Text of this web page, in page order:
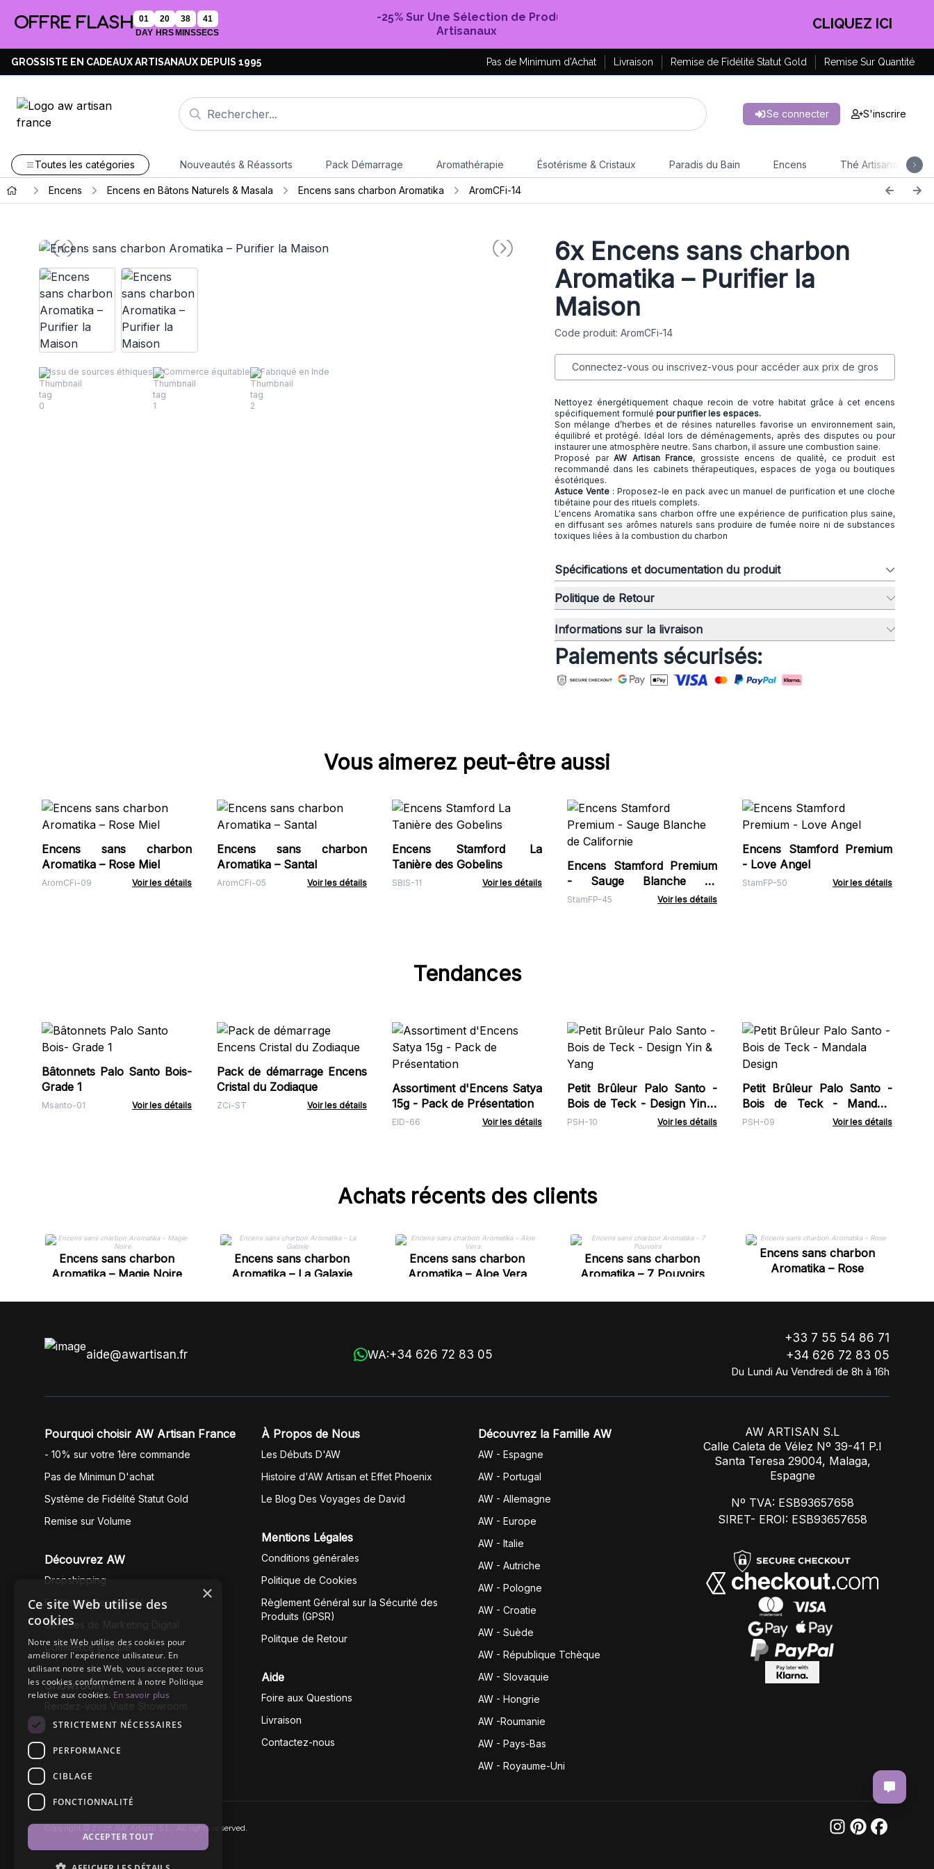
OFFRE FLASH
01
DAY
20
HRS
38
MINS
40
SECS
-25% Sur Une Sélection de Produits
Artisanaux
EN PROFITER !
GROSSISTE EN CADEAUX ARTISANAUX DEPUIS 1995 Pas de Minimum d'Achat Livraison Remise de Fidélité Statut Gold Remise Sur Quantité
Se connecter S'inscrire
Toutes les catégories Nouveautés & Réassorts Pack Démarrage Aromathérapie Ésotérisme & Cristaux Paradis du Bain Encens Thé Artisanal
Encens Encens en Bâtons Naturels & Masala Encens sans charbon Aromatika AromCFi-14
Issu de sources éthiques Commerce équitable Fabriqué en Inde
6xEncens sans charbon
Aromatika – Purifier la
Maison
Code produit: AromCFi-14
Connectez-vous ou inscrivez-vous pour accéder aux prix de gros
Nettoyez énergétiquement chaque recoin de votre habitat grâce à cet encens
spécifiquement formulé pour purifier les espaces.
Son mélange d’herbes et de résines naturelles favorise un environnement sain,
équilibré et protégé. Idéal lors de déménagements, après des disputes ou pour
instaurer une atmosphère neutre. Sans charbon, il assure une combustion saine.
Proposé parAW Artisan France, grossiste encens de qualité, ce produit est
recommandé dans les cabinets thérapeutiques, espaces de yoga ou boutiques
ésotériques.
Astuce Vente : Proposez-le en pack avec un manuel de purification et une cloche
tibétaine pour des rituels complets.
L'encens Aromatika sans charbon offre une expérience de purification plus saine,
en diffusant ses arômes naturels sans produire de fumée noire ni de substances
toxiques liées à la combustion du charbon
Spécifications et documentation du produit
Politique de Retour
Informations sur la livraison
Paiements sécurisés:
Vous aimerez peut-être aussi
Encens sans charbon
Aromatika – Rose Miel
AromCFi-09 Voir les détails
Encens sans charbon
Aromatika – Santal
AromCFi-05 Voir les détails
Encens Stamford La
Tanière des Gobelins
SBIS-11 Voir les détails
Encens Stamford Premium
- Sauge Blanche de
Californie
StamFP-45 Voir les détails
Encens Stamford Premium
- Love Angel
StamFP-50 Voir les détails
Tendances
Bâtonnets Palo Santo Bois-
Grade 1
Msanto-01 Voir les détails
Pack de démarrage Encens
Cristal du Zodiaque
ZCi-ST Voir les détails
Assortiment d'Encens Satya
15g - Pack de Présentation
EID-66 Voir les détails
Petit Brûleur Palo Santo -
Bois de Teck - Design Yin &
Yang
PSH-10 Voir les détails
Petit Brûleur Palo Santo -
Bois de Teck - Mandala
Design
PSH-09 Voir les détails
Achats récents des clients
Encens sans charbon
Aromatika – Magie Noire
Encens sans charbon
Aromatika – La Galaxie
Encens sans charbon
Aromatika – Aloe Vera
Encens sans charbon
Aromatika – 7 Pouvoirs
Encens sans charbon
Aromatika – Rose
aide@awartisan.fr WA:+34 626 72 83 05
+33 7 55 54 86 71
+34 626 72 83 05
Du Lundi Au Vendredi de 8h à 16h
Pourquoi choisir AW Artisan France
- 10% sur votre 1ère commande
Pas de Minimun D'achat
Système de Fidélité Statut Gold
Remise sur Volume
Découvrez AW
Dropshipping
Fullfilment Service EU
Services de Marketing Digital
Commerce Éthique
Showroom
À Propos de Nous
Les Débuts D'AW
Histoire d'AW Artisan et Effet Phoenix
Le Blog Des Voyages de David
Mentions Légales
Conditions générales
Politique de Cookies
Règlement Général sur la Sécurité des
Produits (GPSR)
Politque de Retour
Aide
Foire aux Questions
Livraison
Contactez-nous
Découvrez la Famille AW
AW - Espagne
AW - Portugal
AW - Allemagne
AW - Europe
AW - Italie
AW - Autriche
AW - Pologne
AW - Croatie
AW - Suède
AW - République Tchèque
AW - Slovaquie
AW - Hongrie
AW -Roumanie
AW - Pays-Bas
AW - Royaume-Uni
AW ARTISAN S.L
Calle Caleta de Vélez Nº 39-41 P.I
Santa Teresa 29004, Malaga,
Espagne
Nº TVA: ESB93657658
SIRET- EROI: ESB93657658
Copyright © 2026 AW Artisan S.L,. All rights reserved.
×
Ce site Web utilise des
cookies
Notre site Web utilise des cookies pour
améliorer l'expérience utilisateur. En
utilisant notre site Web, vous acceptez tous
les cookies conformément à notre Politique
relative aux cookies. En savoir plus
STRICTEMENT NÉCESSAIRES
PERFORMANCE
CIBLAGE
FONCTIONNALITÉ
ACCEPTER TOUT